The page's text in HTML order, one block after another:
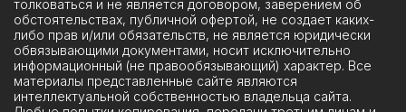
толковаться и не является договором, заверением об
обстоятельствах, публичной офертой, не создает каких-
либо прав и/или обязательств, не является юридически
обвязывающими документами, носит исключительно
информационный (не правообязывающий) характер. Все
материалы представленные сайте являются
интеллектуальной собственностью владельца сайта.